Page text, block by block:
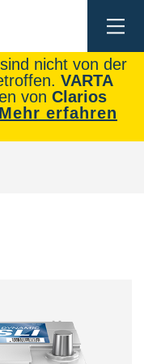
sind nicht von der
VARTA
von Clarios
Mehr erfahren